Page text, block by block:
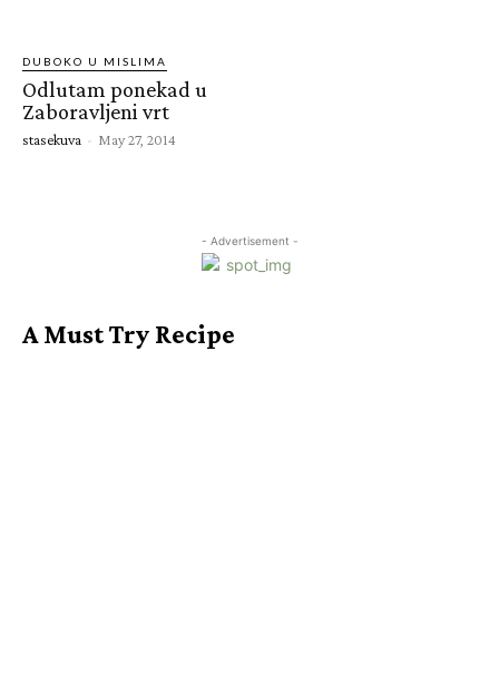
DUBOKO U MISLIMA
Odlutam ponekad u
Zaboravljeni vrt
stasekuva - May 27, 2014
- Advertisement -
A Must Try Recipe